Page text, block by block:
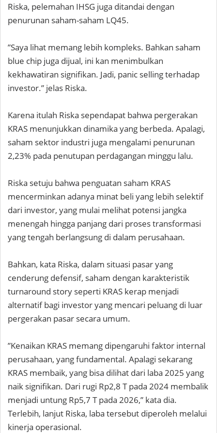
Riska, pelemahan IHSG juga ditandai dengan
penurunan saham-saham LQ45.
”Saya lihat memang lebih kompleks. Bahkan saham
blue chip juga dijual, ini kan menimbulkan
kekhawatiran signifikan. Jadi, panic selling terhadap
investor.” jelas Riska.
Karena itulah Riska sependapat bahwa pergerakan
KRAS menunjukkan dinamika yang berbeda. Apalagi,
saham sektor industri juga mengalami penurunan
2,23% pada penutupan perdagangan minggu lalu.
Riska setuju bahwa penguatan saham KRAS
mencerminkan adanya minat beli yang lebih selektif
dari investor, yang mulai melihat potensi jangka
menengah hingga panjang dari proses transformasi
yang tengah berlangsung di dalam perusahaan.
Bahkan, kata Riska, dalam situasi pasar yang
cenderung defensif, saham dengan karakteristik
turnaround story seperti KRAS kerap menjadi
alternatif bagi investor yang mencari peluang di luar
pergerakan pasar secara umum.
”Kenaikan KRAS memang dipengaruhi faktor internal
perusahaan, yang fundamental. Apalagi sekarang
KRAS membaik, yang bisa dilihat dari laba 2025 yang
naik signifikan. Dari rugi Rp2,8 T pada 2024 membalik
menjadi untung Rp5,7 T pada 2026,” kata dia.
Terlebih, lanjut Riska, laba tersebut diperoleh melalui
kinerja operasional.